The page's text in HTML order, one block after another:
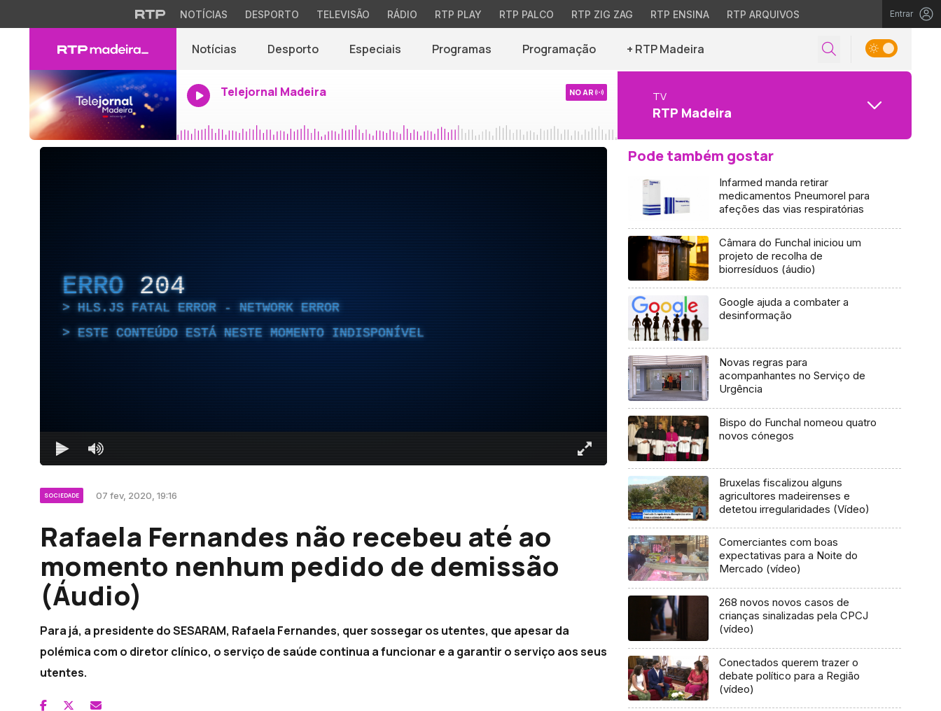
NOTÍCIAS DESPORTO TELEVISÃO RÁDIO RTP PLAY RTP PALCO RTP ZIG ZAG RTP ENSINA RTP ARQUIVOS Entrar
Notícias Desporto Especiais Programas Programação + RTP Madeira
Telejornal Madeira NO AR TV
RTP Madeira
ERRO 204
HLS.JS FATAL ERROR - NETWORK ERROR
ESTE CONTEÚDO ESTÁ NESTE MOMENTO INDISPONÍVEL
SOCIEDADE 07 fev, 2020, 19:16
Rafaela Fernandes não recebeu até ao
momento nenhum pedido de demissão
(Áudio)
Para já, a presidente do SESARAM, Rafaela Fernandes, quer sossegar os utentes, que apesar da
polémica com o diretor clínico, o serviço de saúde continua a funcionar e a garantir o serviço aos seus
utentes.
Pode também gostar
Infarmed manda retirar
medicamentos Pneumorel para
afeções das vias respiratórias
Câmara do Funchal iniciou um
projeto de recolha de
biorresíduos (áudio)
Google ajuda a combater a
desinformação
Novas regras para
acompanhantes no Serviço de
Urgência
Bispo do Funchal nomeou quatro
novos cónegos
Bruxelas fiscalizou alguns
agricultores madeirenses e
detetou irregularidades (Vídeo)
Comerciantes com boas
expectativas para a Noite do
Mercado (vídeo)
268 novos novos casos de
crianças sinalizadas pela CPCJ
(vídeo)
Conectados querem trazer o
debate político para a Região
(vídeo)